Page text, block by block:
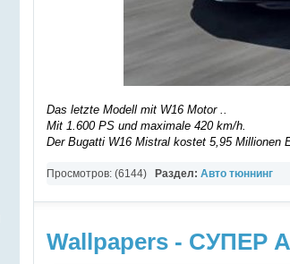
Das letzte Modell mit W16 Motor ..
Mit 1.600 PS und maximale 420 km/h.
Der Bugatti W16 Mistral kostet 5,95 Millionen
Просмотров: (6144) Раздел: Авто тюннинг
Wallpapers - СУПЕР